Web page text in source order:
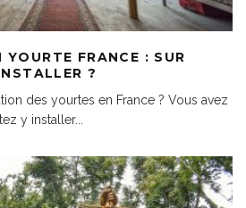
YOURTE FRANCE : SUR
?
des yourtes en France ? Vous avez
y installer...